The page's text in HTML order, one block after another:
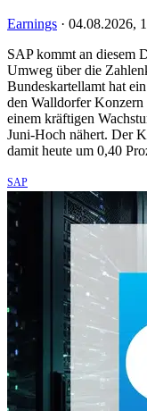
Earnings · 04.08.2026,
SAP kommt an diesem
Umweg über die
Bundeskartellamt hat
den Walldorfer Konzern
einem kräftigen
Juni-Hoch nähert. Der
damit heute um 0,40
SAP